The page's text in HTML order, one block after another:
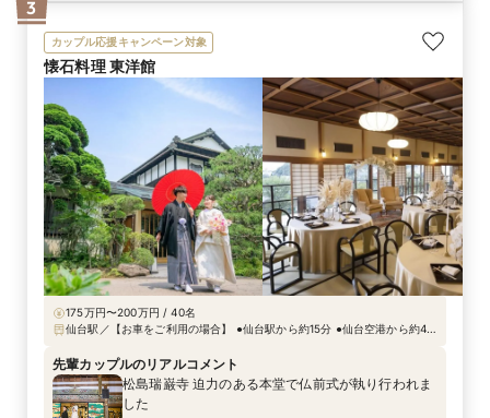
カップル応援キャンペーン対象
懐石料理 東洋館
175万円〜200万円 / 40名
仙台駅／【お車をご利用の場合】 ●仙台駅から約15分 ●仙台空港から約45
プール11番） 緑ヶ丘三丁目行、八木山南団地行、西の平行 「向山二丁
目」下車 徒歩約2分 ●宮城交通バス（バスプール12番） 八木山団地経由西
の平行 「向山二丁目」下車 徒歩約2分
先輩カップルのリアルコメント
松島瑞巌寺 迫力のある本堂で仏前式が執り行われま
した
3